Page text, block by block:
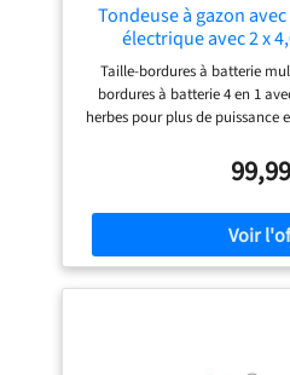
Tondeuse à gazon
électrique avec 2 x
chargeurs,
mauvaises herbes,
tondeuse
Taille-bordures à batterie
bordures à batterie 4 en 1
herbes pour plus de
couper les arbustes épineux et
de 22,9 cm pour couper
herbes, la corde de désherbage
herbes, et la brosse métallique
pour le nettoyage de la
trottoirs. 【Moteur sans
atteignant jusqu'à 25 000 tr/